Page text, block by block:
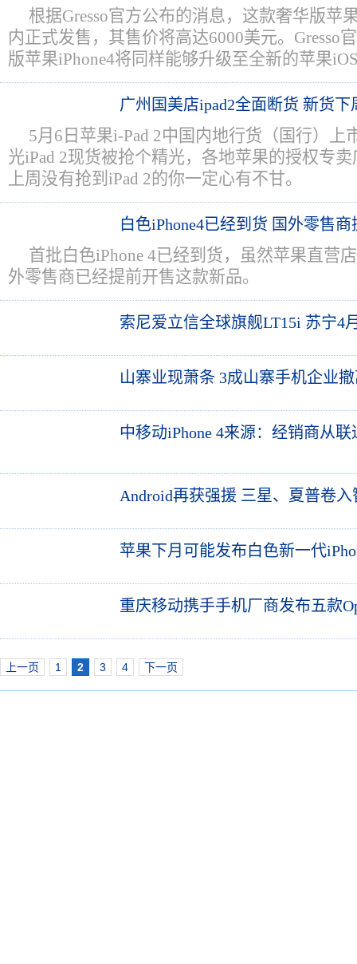
根据Gresso官方公布的消息，这款奢华版苹
内正式发售，其售价将高达6000美元。Gresso
版苹果iPhone4将同样能够升级至全新的苹果
广州国美店ipad2全面断货 新货下
5月6日苹果i-Pad 2中国内地行货（国行）上
光iPad 2现货被抢个精光，各地苹果的授权专
上周没有抢到iPad 2的你一定心有不甘。
白色iPhone4已经到货 国外零售
首批白色iPhone 4已经到货，虽然苹果直营
外零售商已经提前开售这款新品。
索尼爱立信全球旗舰LT15i 苏宁4
山寨业现萧条 3成山寨手机企业
中移动iPhone 4来源：经销商从
Android再获强援 三星、夏普卷
苹果下月可能发布白色新一代
重庆移动携手手机厂商发布五款
上一页 1 2 3 4 下一页